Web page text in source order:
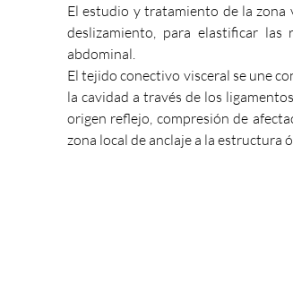
El estudio y tratamiento de la zona
deslizamiento, para elastificar las
abdominal.
El tejido conectivo visceral se une
la cavidad a través de los
origen reflejo, compresión de
zona local de anclaje a la estructura